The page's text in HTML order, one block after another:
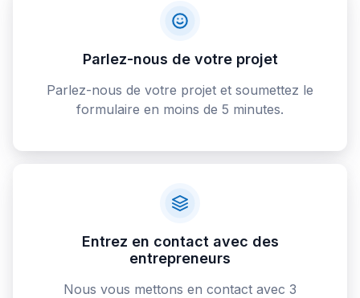
Parlez-nous de votre projet
Parlez-nous de votre projet et soumettez le
formulaire en moins de 5 minutes.
Entrez en contact avec des
entrepreneurs
Nous vous mettons en contact avec 3